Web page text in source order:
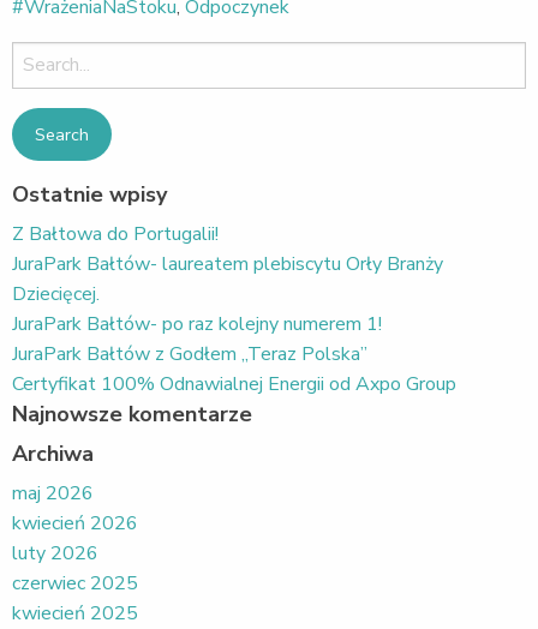
#WrażeniaNaStoku, Odpoczynek
Search
for:
Ostatnie wpisy
Z Bałtowa do Portugalii!
JuraPark Bałtów- laureatem plebiscytu Orły Branży
Dziecięcej.
JuraPark Bałtów- po raz kolejny numerem 1!
JuraPark Bałtów z Godłem „Teraz Polska”
Certyfikat 100% Odnawialnej Energii od Axpo Group
Najnowsze komentarze
Archiwa
maj 2026
kwiecień 2026
luty 2026
czerwiec 2025
kwiecień 2025